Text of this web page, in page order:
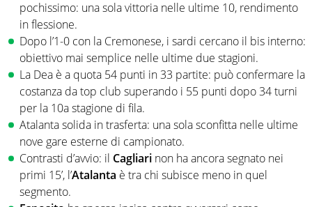
pochissimo: una sola vittoria nelle ultime 10, rendimento
in flessione.
Dopo l’1-0 con la Cremonese, i sardi cercano il bis interno:
obiettivo mai semplice nelle ultime due stagioni.
La Dea è a quota 54 punti in 33 partite: può confermare la
costanza da top club superando i 55 punti dopo 34 turni
per la 10a stagione di fila.
Atalanta solida in trasferta: una sola sconfitta nelle ultime
nove gare esterne di campionato.
Contrasti d’avvio: il Cagliari non ha ancora segnato nei
primi 15’, l’Atalanta è tra chi subisce meno in quel
segmento.